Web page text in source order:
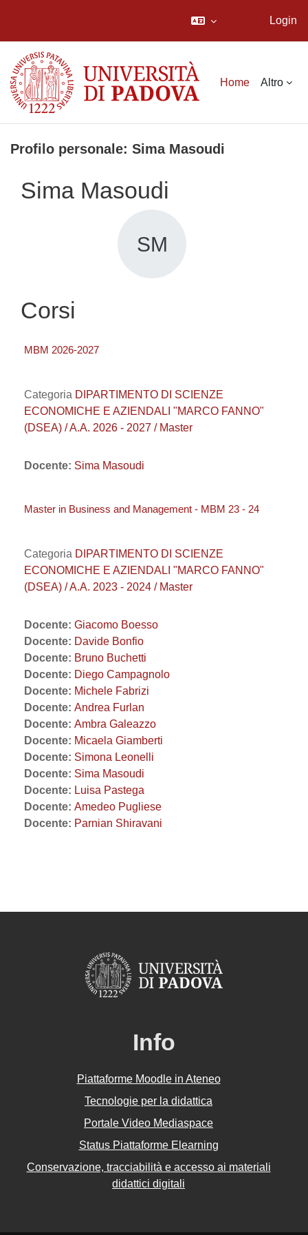
Login
Home Altro
Profilo personale: Sima Masoudi
Sima Masoudi
SM
Corsi
MBM 2026-2027
Categoria DIPARTIMENTO DI SCIENZE
ECONOMICHE E AZIENDALI "MARCO FANNO"
(DSEA) / A.A. 2026 - 2027 / Master
Docente: Sima Masoudi
Master in Business and Management - MBM 23 - 24
Categoria DIPARTIMENTO DI SCIENZE
ECONOMICHE E AZIENDALI "MARCO FANNO"
(DSEA) / A.A. 2023 - 2024 / Master
Docente: Giacomo Boesso
Docente: Davide Bonfio
Docente: Bruno Buchetti
Docente: Diego Campagnolo
Docente: Michele Fabrizi
Docente: Andrea Furlan
Docente: Ambra Galeazzo
Docente: Micaela Giamberti
Docente: Simona Leonelli
Docente: Sima Masoudi
Docente: Luisa Pastega
Docente: Amedeo Pugliese
Docente: Parnian Shiravani
Info
Piattaforme Moodle in Ateneo
Tecnologie per la didattica
Portale Video Mediaspace
Status Piattaforme Elearning
Conservazione, tracciabilità e accesso ai materiali
didattici digitali